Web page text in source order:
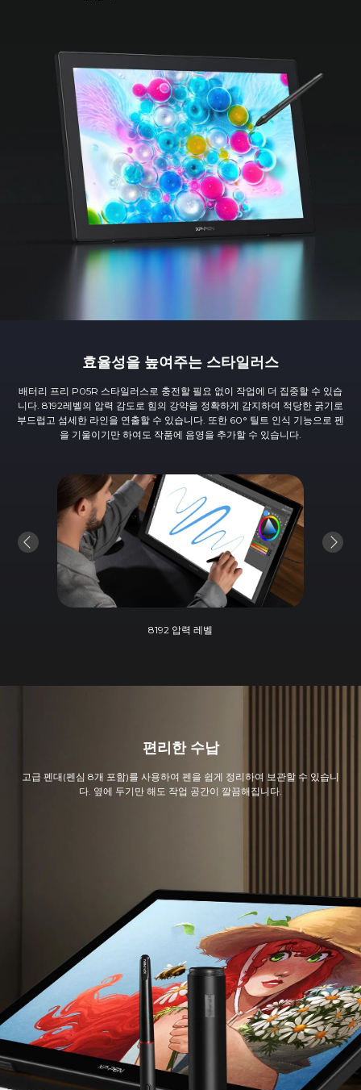
효율성을 높여주는 스타일러스
배터리 프리 P05R 스타일러스로 충전할 필요 없이 작업에 더 집중할 수 있습
니다. 8192레벨의 압력 감도로 힘의 강약을 정확하게 감지하여 적당한 굵기로
부드럽고 섬세한 라인을 연출할 수 있습니다. 또한 60° 틸트 인식 기능으로 펜
을 기울이기만 하여도 작품에 음영을 추가할 수 있습니다.
60° 틸트 인식
편리한 수납
고급 펜대(펜심 8개 포함)를 사용하여 펜을 쉽게 정리하여 보관할 수 있습니
다. 옆에 두기만 해도 작업 공간이 깔끔해집니다.